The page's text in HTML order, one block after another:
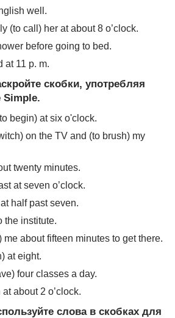
well.
(to call) her at about 8 o’clock.
before going to bed.
at 11 p. m.
скобки, употребляя
Simple.
begin) at six o'clock.
on the TV and (to brush) my
twenty minutes.
at seven o’clock.
half past seven.
the institute.
me about fifteen minutes to get there.
at eight.
four classes a day.
about 2 o’clock.
слова в скобках для